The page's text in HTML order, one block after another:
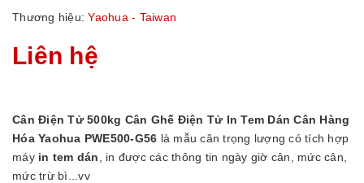
Thương hiệu: Yaohua - Taiwan
Liên hệ
Cân Điện Tử 500kg Cân Ghế Điện Tử In Tem Dán Cân Hàng
Hóa Yaohua PWE500-G56 là mẫu cân trọng lượng có tích hợp
máy in tem dán , in được các thông tin ngày giờ cân, mức cân,
mức trừ bì...vv